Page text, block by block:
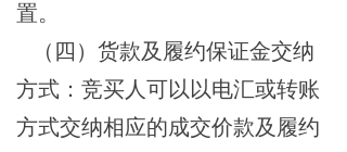
置。
（四）货款及履约保证金交纳
方式：竞买人可以以电汇或转账
方式交纳相应的成交价款及 履约